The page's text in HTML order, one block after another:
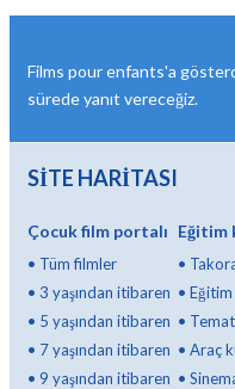
Films pour enfants'a
sürede yanıt vereceğiz.
SİTE HARİTASI
Çocuk film portalı
• Tüm filmler
• 3 yaşından itibaren
• 5 yaşından itibaren
• 7 yaşından itibaren
• 9 yaşından itibaren
Eğitim
•
•
•
• Araç
•